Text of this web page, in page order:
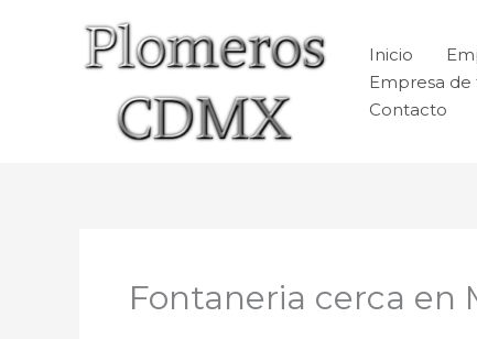
Inicio
Empresa
Contacto
Fontaneria cerca en